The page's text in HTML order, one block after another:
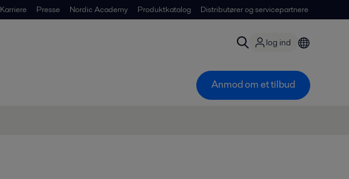
Karriere Presse Nordic Academy Produktkatalog Distributører og servicepartnere
log ind
Anmod om et tilbud